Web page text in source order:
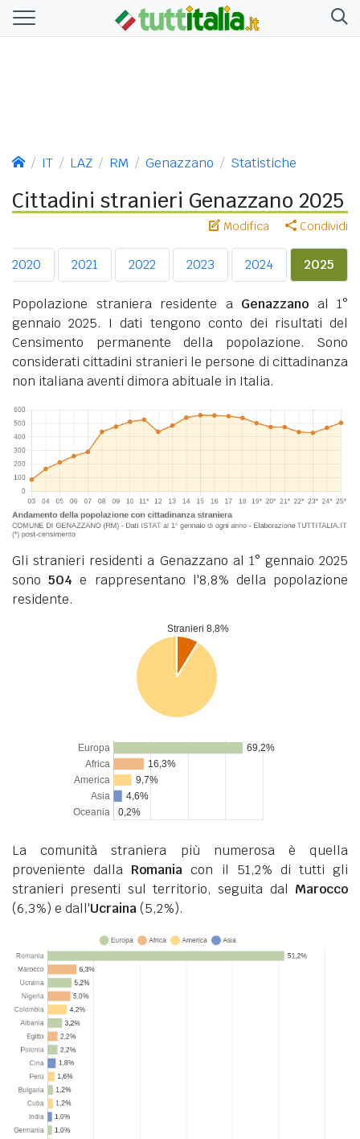
IT LAZ RM Genazzano Statistiche
Cittadini stranieri Genazzano 2025
Modifica Condividi
2020 2021 2022 2023 2024 2025
Popolazione straniera residente a Genazzano al 1°
gennaio 2025. I dati tengono conto dei risultati del
Censimento permanente della popolazione. Sono
considerati cittadini stranieri le persone di cittadinanza
non italiana aventi dimora abituale in Italia.
Gli stranieri residenti a Genazzano al 1° gennaio 2025
sono504 e rappresentano l'8,8% della popolazione
residente.
La comunità straniera più numerosa è quella
proveniente dalla Romania con il 51,2% di tutti gli
stranieri presenti sul territorio, seguita dal Marocco
(6,3%) e dall'Ucraina(5,2%).